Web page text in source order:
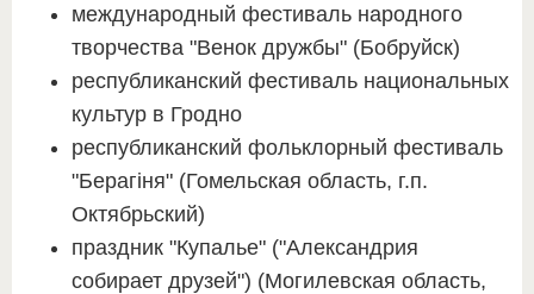
международный фестиваль народного
творчества "Венок дружбы" (Бобруйск)
республиканский фестиваль национальных
культур в Гродно
республиканский фольклорный фестиваль
"Берагiня" (Гомельская область, г.п.
Октябрьский)
праздник "Купалье" ("Александрия
собирает друзей") (Могилевская область,